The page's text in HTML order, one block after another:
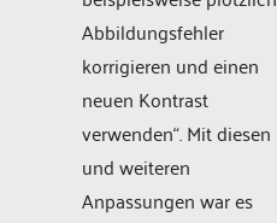
Abbildungsfehler
korrigieren und einen
neuen Kontrast
verwenden“. Mit diesen
und weiteren
Anpassungen war es